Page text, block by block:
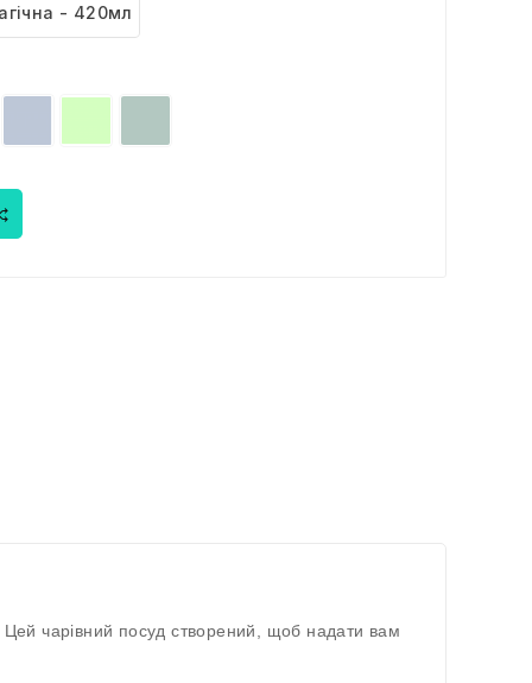
- 420мл
Цей чарівний посуд створений, щоб надати вам